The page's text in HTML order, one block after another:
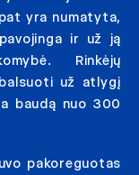
yra numatyta,
ir už ją
Rinkėjų
už atlygį
baudą nuo 300
pakoreguotas